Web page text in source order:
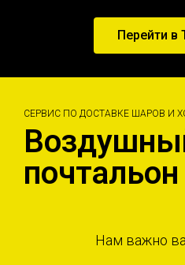
Перейти в
СЕРВИС ПО ДОСТАВКЕ ШАРОВ И
почтальон
Нам важно